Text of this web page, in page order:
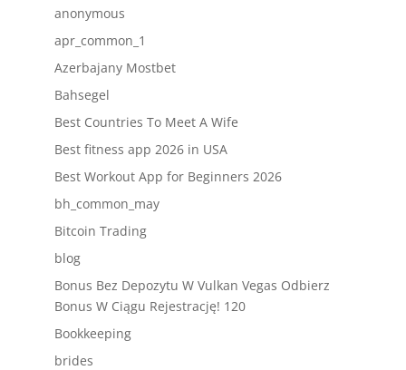
anonymous
apr_common_1
Azerbajany Mostbet
Bahsegel
Best Countries To Meet A Wife
Best fitness app 2026 in USA
Best Workout App for Beginners 2026
bh_common_may
Bitcoin Trading
blog
Bonus Bez Depozytu W Vulkan Vegas Odbierz
Bonus W Ciągu Rejestrację! 120
Bookkeeping
brides